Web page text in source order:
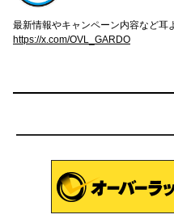
最新情報やキャンペーン内容など耳
https://x.com/OVL_GARDO